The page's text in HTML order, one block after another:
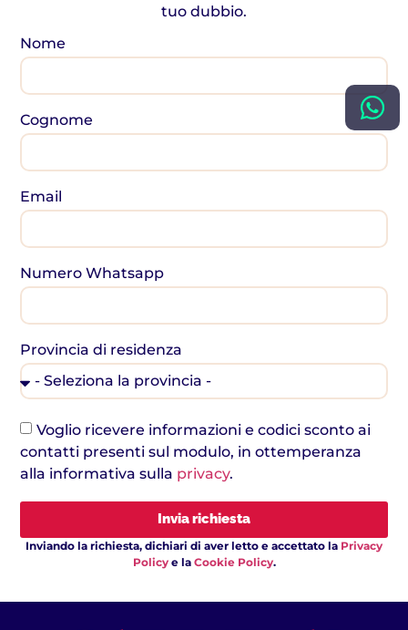
tuo dubbio.
Nome
Cognome
Email
Numero Whatsapp
Provincia di residenza
Voglio ricevere informazioni e codici sconto ai
contatti presenti sul modulo, in ottemperanza
alla informativa sulla privacy.
Invia richiesta
Inviando la richiesta, dichiari di aver letto e accettato la Privacy
Policye la Cookie Policy.